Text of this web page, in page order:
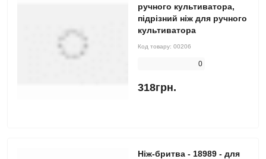
ручного культиватора,
підрізний ніж для ручного
культиватора
Код товару: 00206
0
318грн.
Ніж-бритва - 18989 - для